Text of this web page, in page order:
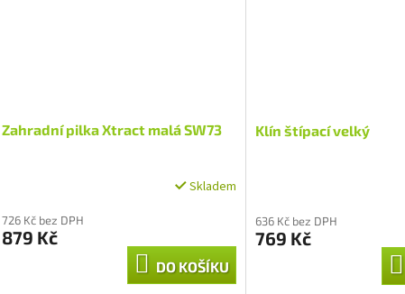
Zahradní pilka Xtract malá SW73
Skladem
726 Kč bez DPH
879 Kč
DO KOŠÍKU
Klín štípací velký
636 Kč bez DPH
769 Kč